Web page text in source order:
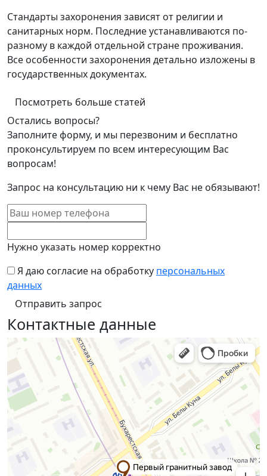
Стандарты захоронения зависят от религии и
санитарных норм. Последние устанавливаются по-
разному в каждой отдельной стране проживания.
Все особенности захоронения детально изложены в
государственных документах.
Посмотреть больше статей
Остались вопросы?
Заполните форму, и мы перезвоним и бесплатно
проконсультируем по всем интересующим Вас
вопросам!
Запрос на консультацию ни к чему Вас не обязывают!
Нужно указать номер корректно
Я даю согласие на обработку персональных
данных
Контактные данные